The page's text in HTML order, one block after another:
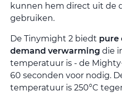
kunnen hem direct uit de
gebruiken.
De Tinymight 2 biedt pure
demand verwarming die
temperatuur is - de
60 seconden voor nodig.
temperatuur is 250°C